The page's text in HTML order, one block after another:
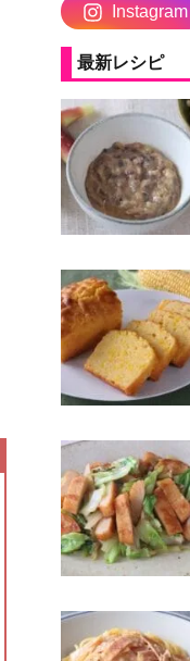
Instagram
最新レシピ